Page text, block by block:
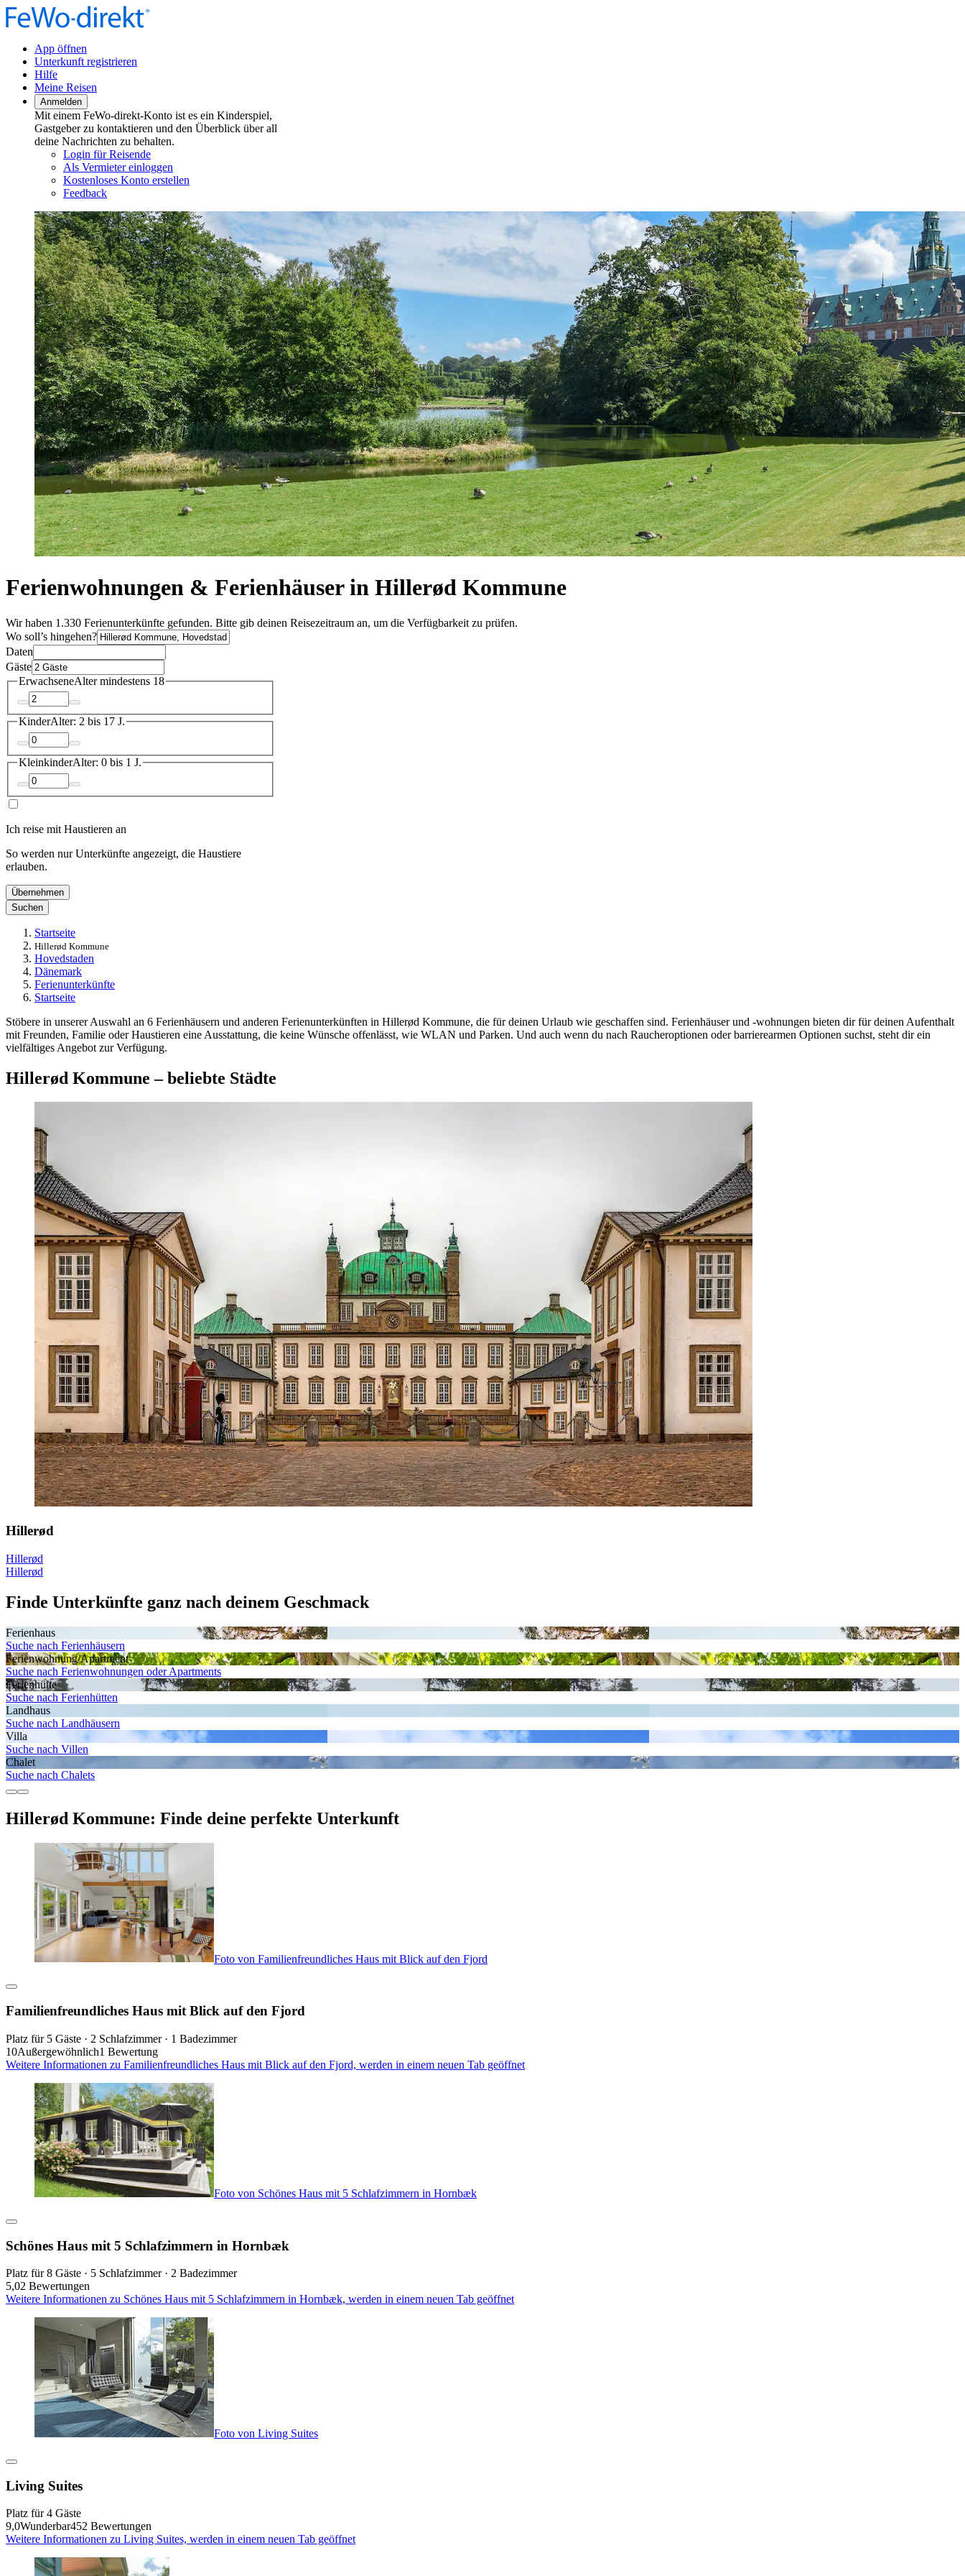
App öffnen
Unterkunft registrieren
Hilfe
Meine Reisen
Anmelden
Mit einem FeWo-direkt-Konto ist es ein Kinderspiel,
Gastgeber zu kontaktieren und den Überblick über all
deine Nachrichten zu behalten.
Login für Reisende
Als Vermieter einloggen
Kostenloses Konto erstellen
Feedback
Ferienwohnungen & Ferienhäuser in Hillerød Kommune
Wir haben 1.330 Ferienunterkünfte gefunden. Bitte gib deinen Reisezeitraum an, um die Verfügbarkeit zu prüfen.
Wo soll’s hingehen?
Daten
Gäste
ErwachseneAlter mindestens 18
KinderAlter: 2 bis 17 J.
KleinkinderAlter: 0 bis 1 J.
Ich reise mit Haustieren an
So werden nur Unterkünfte angezeigt, die Haustiere
erlauben.
Übernehmen
Suchen
Startseite
Hillerød Kommune
Hovedstaden
Dänemark
Ferienunterkünfte
Startseite
Stöbere in unserer Auswahl an 6 Ferienhäusern und anderen Ferienunterkünften in Hillerød Kommune, die für deinen Urlaub wie geschaffen sind. Ferienhäuser und -wohnungen bieten dir für deinen Aufenthalt
mit Freunden, Familie oder Haustieren eine Ausstattung, die keine Wünsche offenlässt, wie WLAN und Parken. Und auch wenn du nach Raucheroptionen oder barrierearmen Optionen suchst, steht dir ein
vielfältiges Angebot zur Verfügung.
Hillerød Kommune – beliebte Städte
Hillerød
Hillerød
Hillerød
Finde Unterkünfte ganz nach deinem Geschmack
Ferienhaus
Suche nach Ferienhäusern
Ferienwohnung/Apartment
Suche nach Ferienwohnungen oder Apartments
Ferienhütte
Suche nach Ferienhütten
Landhaus
Suche nach Landhäusern
Villa
Suche nach Villen
Chalet
Suche nach Chalets
Hillerød Kommune: Finde deine perfekte Unterkunft
Foto von Familienfreundliches Haus mit Blick auf den Fjord
Familienfreundliches Haus mit Blick auf den Fjord
Platz für 5 Gäste · 2 Schlafzimmer · 1 Badezimmer
10Außergewöhnlich1 Bewertung
Weitere Informationen zu Familienfreundliches Haus mit Blick auf den Fjord, werden in einem neuen Tab geöffnet
Foto von Schönes Haus mit 5 Schlafzimmern in Hornbæk
Schönes Haus mit 5 Schlafzimmern in Hornbæk
Platz für 8 Gäste · 5 Schlafzimmer · 2 Badezimmer
5,02 Bewertungen
Weitere Informationen zu Schönes Haus mit 5 Schlafzimmern in Hornbæk, werden in einem neuen Tab geöffnet
Foto von Living Suites
Living Suites
Platz für 4 Gäste
9,0Wunderbar452 Bewertungen
Weitere Informationen zu Living Suites, werden in einem neuen Tab geöffnet